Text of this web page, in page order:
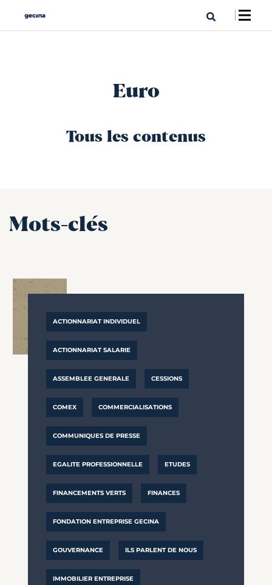
Euro
Tous les contenus
Mots-clés
ACTIONNARIAT INDIVIDUEL
ACTIONNARIAT SALARIE
ASSEMBLEE GENERALE CESSIONS
COMEX COMMERCIALISATIONS
COMMUNIQUES DE PRESSE
EGALITE PROFESSIONNELLE ETUDES
FINANCEMENTS VERTS FINANCES
FONDATION ENTREPRISE GECINA
GOUVERNANCE ILS PARLENT DE NOUS
IMMOBILIER ENTREPRISE